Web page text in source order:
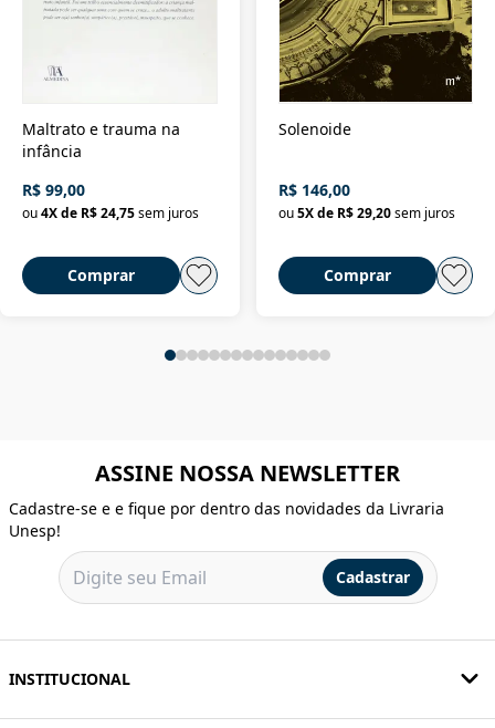
Maltrato e trauma na
infância
R$ 99,00
ou4X de R$ 24,75sem juros
Comprar
Solenoide
R$ 146,00
ou 5X de R$ 29,20 sem juros
Comprar
ASSINE NOSSA NEWSLETTER
Cadastre-se e e fique por dentro das novidades da Livraria
Unesp!
Cadastrar
INSTITUCIONAL